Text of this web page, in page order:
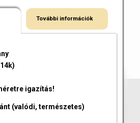
További információk
igazítás!
(valódi, természetes)